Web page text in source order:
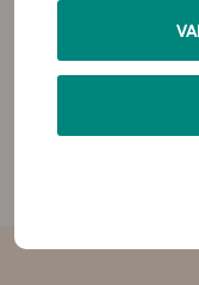
mer information
Bekanta dig med